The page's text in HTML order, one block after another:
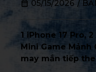
05/15/2026 /
1 iPhone 17 Pro,
Mini Game
may mắn tiếp